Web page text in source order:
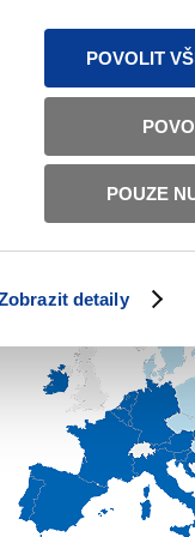
detaily
POVOLIT
POUZE
TEXTOVÁ VERZE
STÁTY A EURO